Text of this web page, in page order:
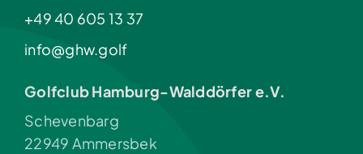
+49 40 605 13 37
info@ghw.golf
Golfclub Hamburg-Walddörfer e.V.
Schevenbarg
22949 Ammersbek